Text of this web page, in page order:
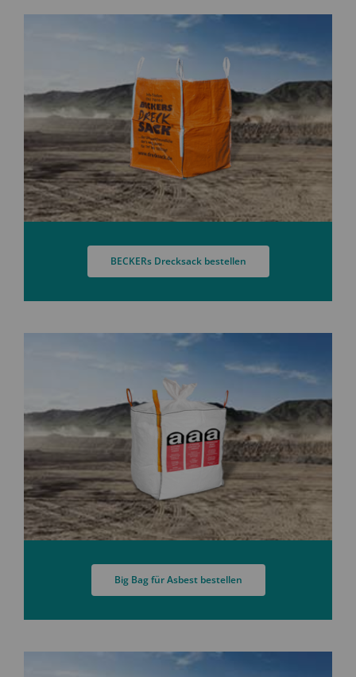
BECKERs Drecksack bestellen
Big Bag für Asbest bestellen